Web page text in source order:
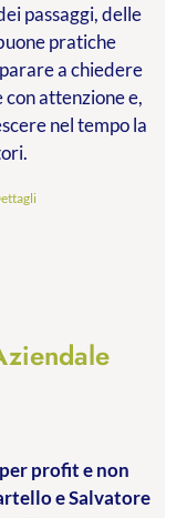
passaggi, delle
pratiche
a chiedere
attenzione e,
nel tempo la
profit e non
e Salvatore